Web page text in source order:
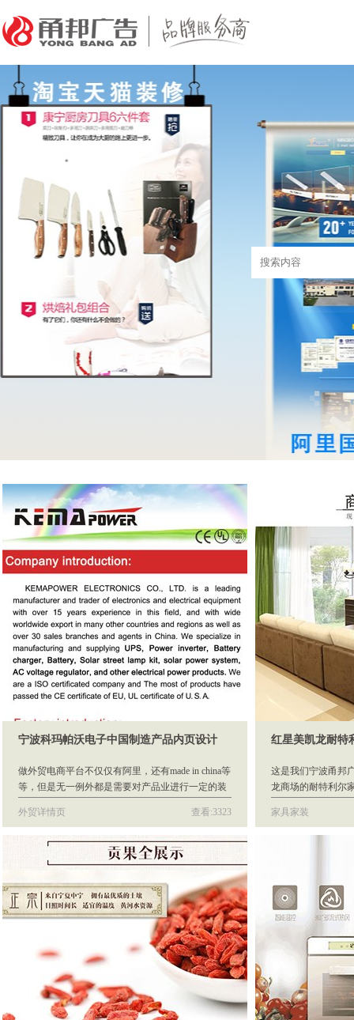
宁波科玛帕沃电子中国制造产品内页设计
做外贸电商平台不仅仅有阿里，还有made in china等
等，但是无一例外都是需要对产品业进行一定的装
的产品，从而可能产生业务。
外贸详情页 查看:3323
红星美凯龙耐特
这是我们宁波甬邦
龙商场的耐特利尔
APP电商平台上做
家具家装